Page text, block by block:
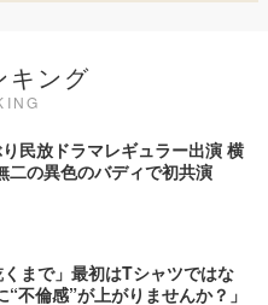
キング
民放ドラマレギュラー出演 横
二の異色のバディで初共演
くまで」最初はTシャツではな
不倫感”が上がりませんか？」